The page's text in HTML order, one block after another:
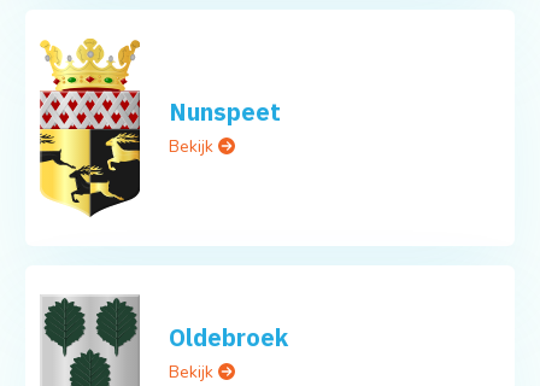
Nunspeet
Bekijk
Oldebroek
Bekijk